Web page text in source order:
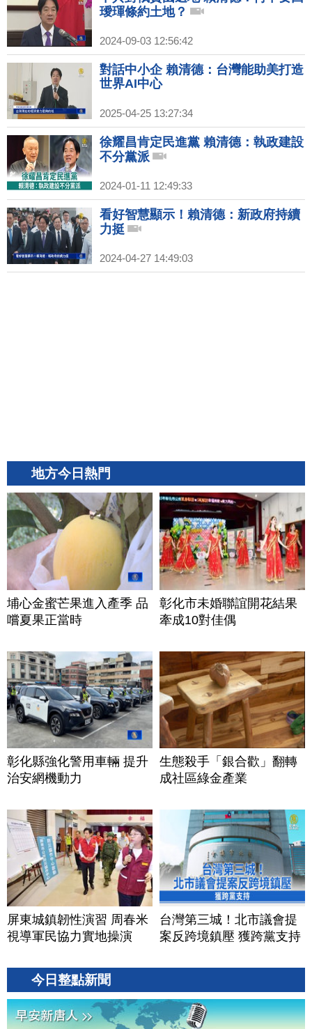
璦琿條約土地？
2024-09-03 12:56:42
對話中小企 賴清德：台灣能助美打造
世界AI中心
2025-04-25 13:27:34
徐耀昌肯定民進黨 賴清德：執政建設
不分黨派
2024-01-11 12:49:33
看好智慧顯示！賴清德：新政府持續
力挺
2024-04-27 14:49:03
地方今日熱門
埔心金蜜芒果進入產季 品
嚐夏果正當時
彰化市未婚聯誼開花結果
牽成10對佳偶
彰化縣強化警用車輛 提升
治安網機動力
生態殺手「銀合歡」翻轉
成社區綠金產業
屏東城鎮韌性演習 周春米
視導軍民協力實地操演
台灣第三城！北市議會提
案反跨境鎮壓 獲跨黨支持
今日整點新聞